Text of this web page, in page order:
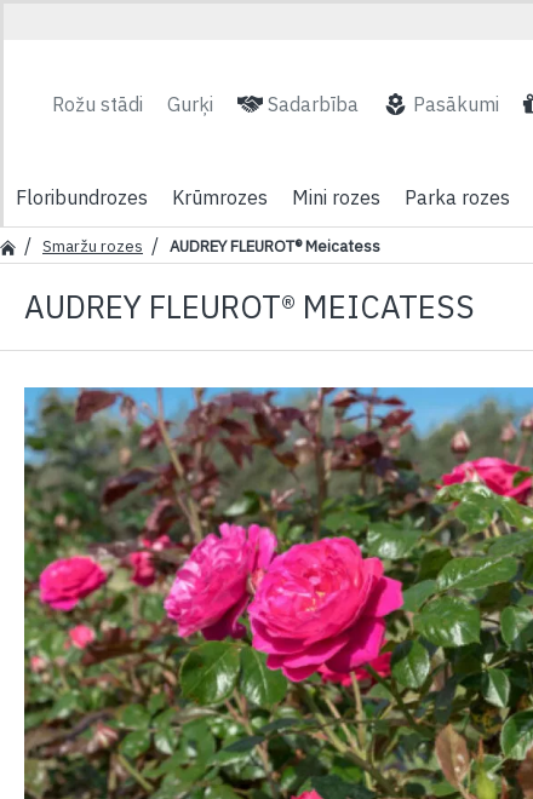
Rožu stādi Gurķi Sadarbība Pasākumi
Floribundrozes Krūmrozes Mini rozes Parka rozes
Smaržu rozes AUDREY FLEUROT® Meicatess
AUDREY FLEUROT® MEICATESS